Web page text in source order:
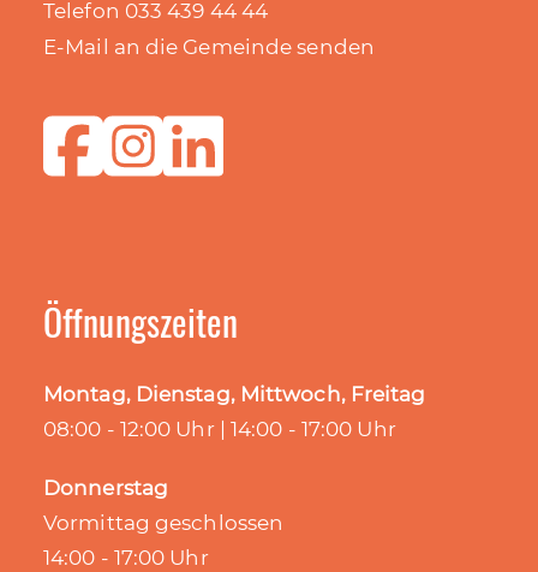
Telefon 033 439 44 44
E-Mail an die Gemeinde senden
Öffnungszeiten
Montag, Dienstag, Mittwoch, Freitag
08:00 - 12:00 Uhr | 14:00 - 17:00 Uhr
Donnerstag
Vormittag geschlossen
14:00 - 17:00 Uhr